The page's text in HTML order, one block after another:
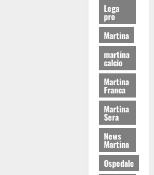
Lega
pro
Martina
martina
calcio
Martina
Franca
Martina
Sera
News
Martina
Ospedale